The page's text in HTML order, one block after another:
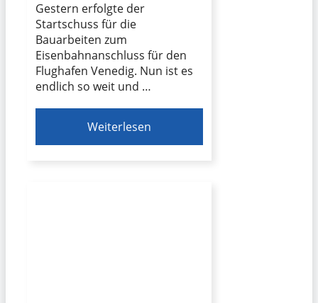
Gestern erfolgte der
Startschuss für die
Bauarbeiten zum
Eisenbahnanschluss für den
Flughafen Venedig. Nun ist es
endlich so weit und …
Weiterlesen